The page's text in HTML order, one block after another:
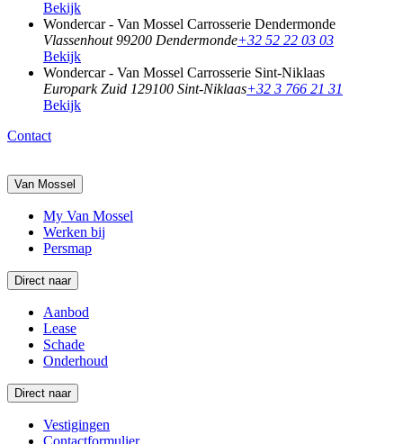
Bekijk
Wondercar - Van Mossel Carrosserie Dendermonde
Vlassenhout 99200 Dendermonde+32 52 22 03 03
Bekijk
Wondercar - Van Mossel Carrosserie Sint-Niklaas
Europark Zuid 129100 Sint-Niklaas+32 3 766 21 31
Bekijk
Contact
Van Mossel
My Van Mossel
Werken bij
Persmap
Direct naar
Aanbod
Lease
Schade
Onderhoud
Direct naar
Vestigingen
Contactformulier